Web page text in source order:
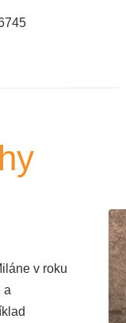
v roku
a